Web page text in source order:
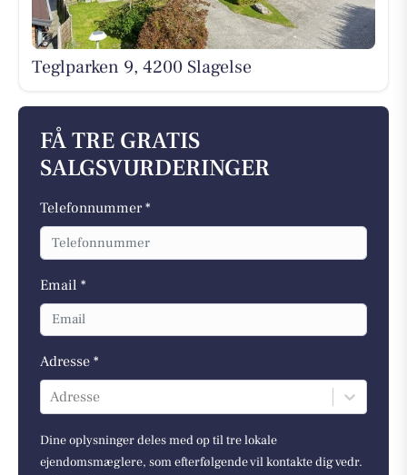
Teglparken 9, 4200 Slagelse
FÅ TRE GRATIS
SALGSVURDERINGER
Telefonnummer *
Email *
Adresse *
Adresse
Dine oplysninger deles med op til tre lokale
ejendomsmæglere, som efterfølgende vil kontakte dig vedr.